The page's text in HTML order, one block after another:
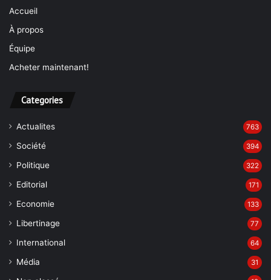
Accueil
À propos
Équipe
Acheter maintenant!
Categories
Actualites 763
Société 394
Politique 322
Editorial 171
Economie 133
Libertinage 77
International 64
Média 31